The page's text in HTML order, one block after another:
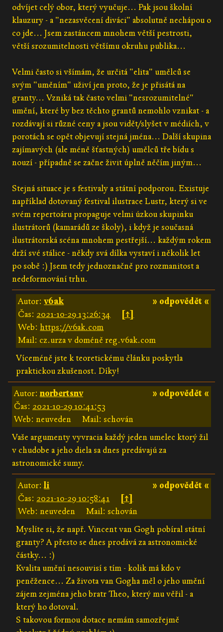
odvíjet celý obor, který vyučuje... Pak jsou školní
klauzury - a "nezasvěcení diváci" absolutně nechápou o
co jde... Jsem zastáncem mnohem větší pestrosti,
větší srozumitelnosti většímu okruhu publika...
Velmi často si všímám, že určitá "elita" umělců se
svým "uměním" uživí jen proto, že je přisátá na
granty... Vzniká tak často velmi "nesrozumitelné"
umění, které by bez těchto grantů nemohlo vznikat - a
rozdávají si různé ceny a jsou vidět/slyšet v médiích, v
porotách se opět objevují stejná jména... Další skupina
zajímavých (ale méně šťastných) umělců tře bídu s
nouzí - případně se začne živit úplně něčím jiným...
Stejná situace je s festivaly a státní podporou. Existuje
například dotovaný festival ilustrace Lustr, který si ve
svém repertoáru propaguje velmi úzkou skupinku
ilustrátorů (kamarádů ze školy), i když je současná
ilustrátorská scéna mnohem pestřejší... každým rokem
drží své stálice - někdy svá dílka vystaví i několik let
po sobě :) Jsem tedy jednoznačně pro rozmanitost a
nedeformování trhu.
» odpovědět «
Autor:v6ak
Čas: 2021-10-29 13:26:34
[↑]
Web:https://v6ak.com
Mail: cz.urza v doméně reg.v6ak.com
Víceméně jste k teoretickému článku poskytla
praktickou zkušenost. Díky!
» odpovědět «
Autor:norbertsnv
Čas: 2021-10-29 10:41:53
Web: neuveden
Mail: schován
Vaše argumenty vyvracia každý jeden umelec ktorý žil
v chudobe a jeho diela sa dnes predávajú za
astronomické sumy.
» odpovědět «
Autor:li
Čas: 2021-10-29 10:58:41
[↑]
Web: neuveden
Mail: schován
Myslíte si, že např. Vincent van Gogh pobíral státní
granty? A přesto se dnes prodává za astronomické
částky... :)
Kvalita umění nesouvisí s tím - kolik má kdo v
peněžence... Za života van Gogha měl o jeho umění
zájem zejména jeho bratr Theo, který mu věřil - a
který ho dotoval.
S takovou formou dotace nemám samozřejmě